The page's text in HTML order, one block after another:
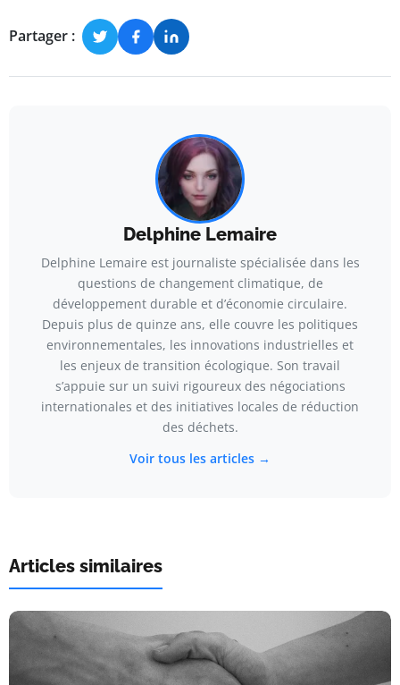
Partager :
Delphine Lemaire
Delphine Lemaire est journaliste spécialisée dans les
questions de changement climatique, de
développement durable et d’économie circulaire.
Depuis plus de quinze ans, elle couvre les politiques
environnementales, les innovations industrielles et
les enjeux de transition écologique. Son travail
s’appuie sur un suivi rigoureux des négociations
internationales et des initiatives locales de réduction
des déchets.
Voir tous les articles →
Articles similaires